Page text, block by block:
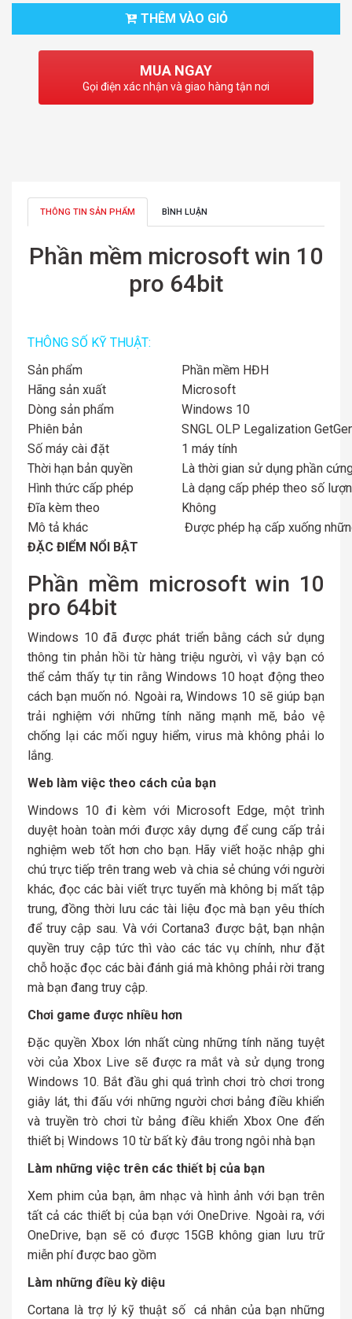
THÊM VÀO GIỎ
MUA NGAY
Gọi điện xác nhận và giao hàng tận nơi
THÔNG TIN SẢN PHẨM BÌNH LUẬN
Phần mềm microsoft win 10
pro 64bit
THÔNG SỐ KỸ THUẬT:
Sản phẩm
Phần mềm HĐH
Hãng sản xuất
Microsoft
Dòng sản phẩm
Windows 10
Phiên bản
SNGL OLP Legalization
Số máy cài đặt
1 máy tính
Thời hạn bản quyền
Là thời gian sử dụng phần
Hình thức cấp phép
Là dạng cấp phép theo số
Đĩa kèm theo
Không
Mô tả khác
Được phép hạ cấp xuống
ĐẶC ĐIỂM NỔI BẬT
Phần mềm microsoft win 10
pro 64bit
Windows 10 đã được phát triển bằng cách sử dụng
thông tin phản hồi từ hàng triệu người, vì vậy bạn có
thể cảm thấy tự tin rằng Windows 10 hoạt động theo
cách bạn muốn nó. Ngoài ra, Windows 10 sẽ giúp bạn
trải nghiệm với những tính năng mạnh mẽ, bảo vệ
chống lại các mối nguy hiểm, virus mà không phải lo
lắng.
Web làm việc theo cách của bạn
Windows 10 đi kèm với Microsoft Edge, một trình
duyệt hoàn toàn mới được xây dựng để cung cấp trải
nghiệm web tốt hơn cho bạn. Hãy viết hoặc nhập ghi
chú trực tiếp trên trang web và chia sẻ chúng với người
khác, đọc các bài viết trực tuyến mà không bị mất tập
trung, đồng thời lưu các tài liệu đọc mà bạn yêu thích
để truy cập sau. Và với Cortana3 được bật, bạn nhận
quyền truy cập tức thì vào các tác vụ chính, như đặt
chỗ hoặc đọc các bài đánh giá mà không phải rời trang
mà bạn đang truy cập.
Chơi game được nhiều hơn
Đặc quyền Xbox lớn nhất cùng những tính năng tuyệt
vời của Xbox Live sẽ được ra mắt và sử dụng trong
Windows 10. Bắt đầu ghi quá trình chơi trò chơi trong
giây lát, thi đấu với những người chơi bảng điều khiển
và truyền trò chơi từ bảng điều khiển Xbox One đến
thiết bị Windows 10 từ bất kỳ đâu trong ngôi nhà bạn
Làm những việc trên các thiết bị của bạn
Xem phim của bạn, âm nhạc và hình ảnh với bạn trên
tất cả các thiết bị của bạn với OneDrive. Ngoài ra, với
OneDrive, bạn sẽ có được 15GB không gian lưu trữ
miễn phí được bao gồm
Làm những điều kỳ diệu
Cortana là trợ lý kỹ thuật số cá nhân của bạn những